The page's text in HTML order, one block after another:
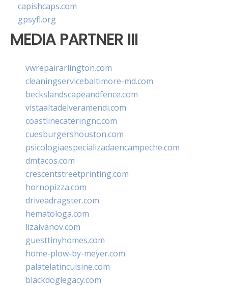
capishcaps.com
gpsyfl.org
MEDIA PARTNER III
vwrepairarlington.com
cleaningservicebaltimore-md.com
beckslandscapeandfence.com
vistaaltadelveramendi.com
coastlinecateringnc.com
cuesburgershouston.com
psicologiaespecializadaencampeche.com
dmtacos.com
crescentstreetprinting.com
hornopizza.com
driveadragster.com
hematologa.com
lizaivanov.com
guesttinyhomes.com
home-plow-by-meyer.com
palatelatincuisine.com
blackdoglegacy.com